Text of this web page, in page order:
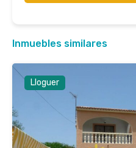
Inmuebles similares
Lloguer